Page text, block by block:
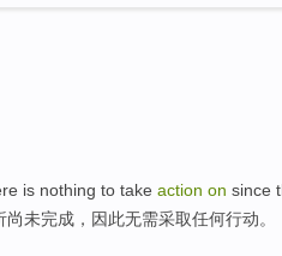
is nothing to take action on since
尚未完成，因此无需采取任何行动。